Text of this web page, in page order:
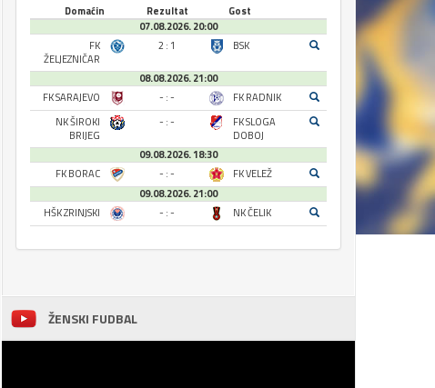
Domaćin Rezultat
Gost
07.08.2026. 20:00
FK
ŽELJEZNIČAR
2 : 1 BSK
08.08.2026. 21:00
FK SARAJEVO
- : -
FK RADNIK
NK ŠIROKI
BRIJEG
- : -
FK SLOGA
DOBOJ
09.08.2026. 18:30
FK BORAC
- : -
FK VELEŽ
09.08.2026. 21:00
HŠK ZRINJSKI
- : - NK ČELIK
ŽENSKI FUDBAL